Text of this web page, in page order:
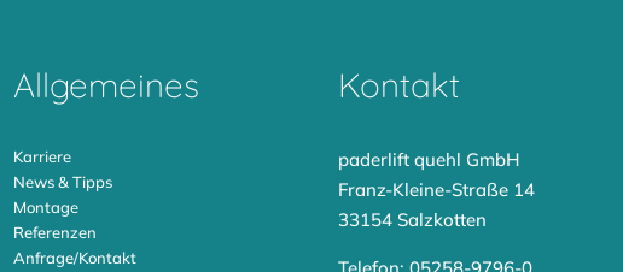
Allgemeines
Karriere
News & Tipps
Montage
Referenzen
Anfrage/Kontakt
Kontakt
paderlift quehl GmbH
Franz-Kleine-Straße 14
33154 Salzkotten
Telefon: 05258-9796-0